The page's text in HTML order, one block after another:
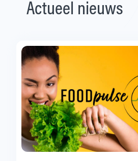
Actueel nieuws